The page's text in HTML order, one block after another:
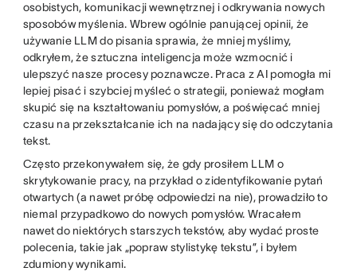
osobistych, komunikacji wewnętrznej i odkrywania nowych
sposobów myślenia. Wbrew ogólnie panującej opinii, że
używanie LLM do pisania sprawia, że mniej myślimy,
odkryłem, że sztuczna inteligencja może wzmocnić i
ulepszyć nasze procesy poznawcze. Praca z AI pomogła mi
lepiej pisać i szybciej myśleć o strategii, ponieważ mogłam
skupić się na kształtowaniu pomysłów, a poświęcać mniej
czasu na przekształcanie ich na nadający się do odczytania
tekst.
Często przekonywałem się, że gdy prosiłem LLM o
skrytykowanie pracy, na przykład o zidentyfikowanie pytań
otwartych (a nawet próbę odpowiedzi na nie), prowadziło to
niemal przypadkowo do nowych pomysłów. Wracałem
nawet do niektórych starszych tekstów, aby wydać proste
polecenia, takie jak „popraw stylistykę tekstu”, i byłem
zdumiony wynikami.